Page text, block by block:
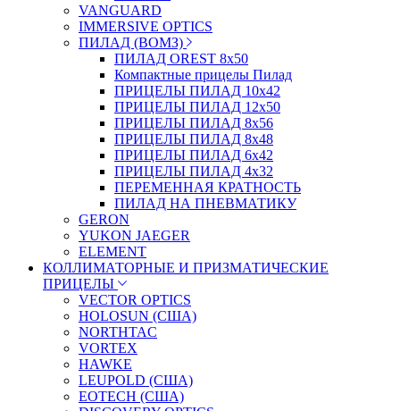
VANGUARD
IMMERSIVE OPTICS
ПИЛАД (ВОМЗ)
ПИЛАД OREST 8х50
Компактные прицелы Пилад
ПРИЦЕЛЫ ПИЛАД 10х42
ПРИЦЕЛЫ ПИЛАД 12х50
ПРИЦЕЛЫ ПИЛАД 8х56
ПРИЦЕЛЫ ПИЛАД 8х48
ПРИЦЕЛЫ ПИЛАД 6х42
ПРИЦЕЛЫ ПИЛАД 4х32
ПЕРЕМЕННАЯ КРАТНОСТЬ
ПИЛАД НА ПНЕВМАТИКУ
GERON
YUKON JAEGER
ELEMENT
КОЛЛИМАТОРНЫЕ И ПРИЗМАТИЧЕСКИЕ
ПРИЦЕЛЫ
VECTOR OPTICS
HOLOSUN (США)
NORTHTAC
VORTEX
HAWKE
LEUPOLD (США)
EOTECH (США)